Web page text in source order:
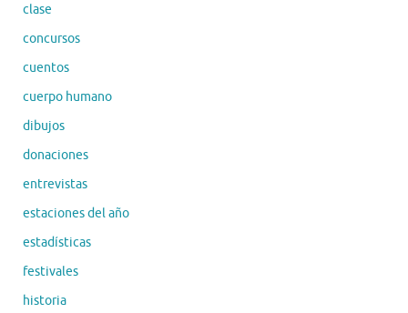
clase
concursos
cuentos
cuerpo humano
dibujos
donaciones
entrevistas
estaciones del año
estadísticas
festivales
historia